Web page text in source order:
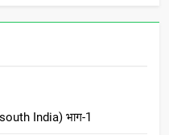
India) भाग-1